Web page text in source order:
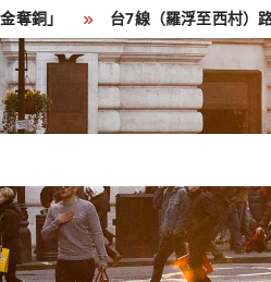
台7線（羅浮至西村）路段解除